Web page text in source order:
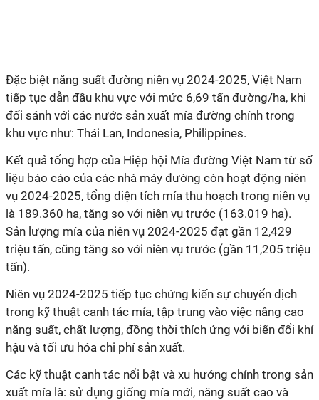
Đặc biệt năng suất đường niên vụ 2024-2025, Việt Nam
tiếp tục dẫn đầu khu vực với mức 6,69 tấn đường/ha, khi
đối sánh với các nước sản xuất mía đường chính trong
khu vực như: Thái Lan, Indonesia, Philippines.
Kết quả tổng hợp của Hiệp hội Mía đường Việt Nam từ số
liệu báo cáo của các nhà máy đường còn hoạt động niên
vụ 2024-2025, tổng diện tích mía thu hoạch trong niên vụ
là 189.360 ha, tăng so với niên vụ trước (163.019 ha).
Sản lượng mía của niên vụ 2024-2025 đạt gần 12,429
triệu tấn, cũng tăng so với niên vụ trước (gần 11,205 triệu
tấn).
Niên vụ 2024-2025 tiếp tục chứng kiến sự chuyển dịch
trong kỹ thuật canh tác mía, tập trung vào việc nâng cao
năng suất, chất lượng, đồng thời thích ứng với biến đổi khí
hậu và tối ưu hóa chi phí sản xuất.
Các kỹ thuật canh tác nổi bật và xu hướng chính trong sản
xuất mía là: sử dụng giống mía mới, năng suất cao và